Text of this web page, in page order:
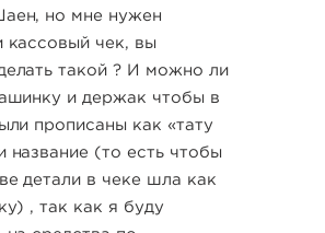
но мне нужен
кассовый чек, вы
такой ? И можно ли
и держак чтобы в
прописаны как «тату
название (то есть чтобы
детали в чеке шла как
, так как я буду